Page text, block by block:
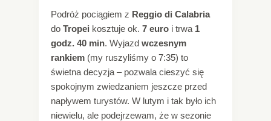
Podróż pociągiem z Reggio di Calabria
do Tropei kosztuje ok. 7 euro i trwa 1
godz. 40 min. Wyjazd wczesnym
rankiem (my ruszyliśmy o 7:35) to
świetna decyzja – pozwala cieszyć się
spokojnym zwiedzaniem jeszcze przed
napływem turystów. W lutym i tak było ich
niewielu, ale podejrzewam, że w sezonie